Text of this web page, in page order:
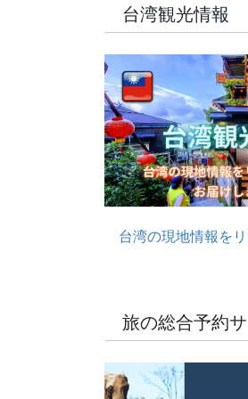
台湾観光情報
台湾の現地情報を
旅の総合予約サ